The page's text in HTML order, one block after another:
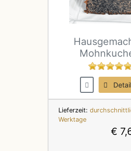
Lieferzeit:
Werktage
€